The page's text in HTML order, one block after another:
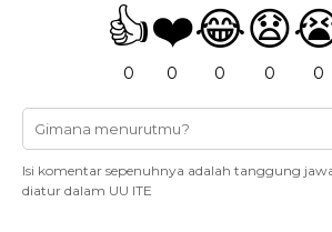
👍
0
❤️
0
😂
0
😧
0 0
Isi komentar sepenuhnya adalah tanggung
diatur dalam UU ITE